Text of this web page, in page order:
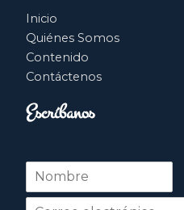
Inicio
Quiénes Somos
Contenido
Contáctenos
Escríbanos
N
m
Nombre